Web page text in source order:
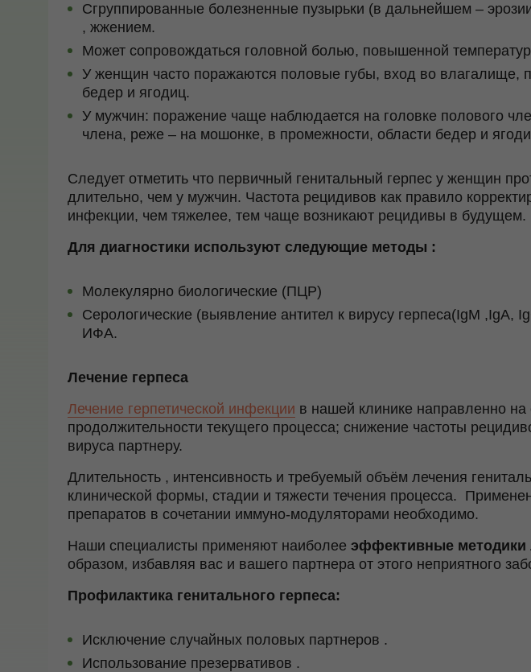
Сгруппированные болезненные пузырьки (в дальнейшем –
, жжением.
Может сопровождаться головной болью, повышенной
У женщин часто поражаются половые губы, вход во влагалище,
бедер и ягодиц.
У мужчин: поражение чаще наблюдается на головке полового
члена, реже – на мошонке, в промежности, области бедер и
Следует отметить что первичный генитальный герпес у женщин
длительно, чем у мужчин. Частота рецидивов как правило
инфекции, чем тяжелее, тем чаще возникают рецидивы в будущем.
Для диагностики используют следующие методы :
Молекулярно биологические (ПЦР)
Серологические (выявление антител к вирусу герпеса(IgM ,IgA,
ИФА.
Лечение герпеса
Лечение герпетической инфекции в нашей клинике направленно на
продолжительности текущего процесса; снижение частоты
вируса партнеру.
Длительность , интенсивность и требуемый объём лечения
клинической формы, стадии и тяжести течения процесса.
препаратов в сочетании иммуно-модуляторами необходимо.
Наши специалисты применяют наиболее эффективные методики
образом, избавляя вас и вашего партнера от этого неприятного
Профилактика генитального герпеса:
Исключение случайных половых партнеров .
Использование презервативов .